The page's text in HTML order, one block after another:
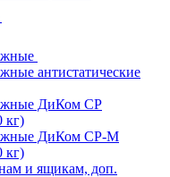
антистатические
ДиКом СР
кг)
ДиКом СР-М
кг)
и ящикам, доп.